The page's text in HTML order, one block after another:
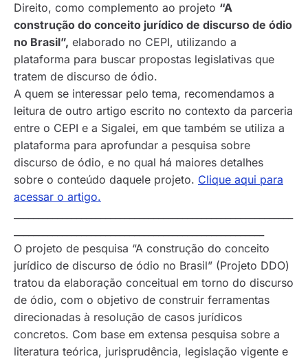
Direito, como complemento ao projeto “A
construção do conceito jurídico de discurso de ódio
no Brasil”, elaborado no CEPI, utilizando a
plataforma para buscar propostas legislativas que
tratem de discurso de ódio.
A quem se interessar pelo tema, recomendamos a
leitura de outro artigo escrito no contexto da parceria
entre o CEPI e a Sigalei, em que também se utiliza a
plataforma para aprofundar a pesquisa sobre
discurso de ódio, e no qual há maiores detalhes
sobre o conteúdo daquele projeto. Clique aqui para
acessar o artigo.
O projeto de pesquisa “A construção do conceito
jurídico de discurso de ódio no Brasil” (Projeto DDO)
tratou da elaboração conceitual em torno do discurso
de ódio, com o objetivo de construir ferramentas
direcionadas à resolução de casos jurídicos
concretos. Com base em extensa pesquisa sobre a
literatura teórica, jurisprudência, legislação vigente e